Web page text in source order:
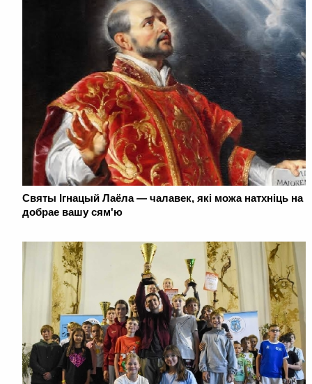
Святы Ігнацый Лаёла — чалавек, які можа натхніць на
добрае вашу сям'ю